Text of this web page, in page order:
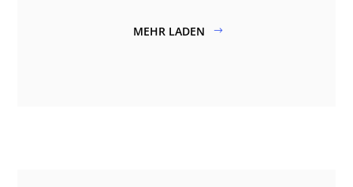
MEHR LADEN